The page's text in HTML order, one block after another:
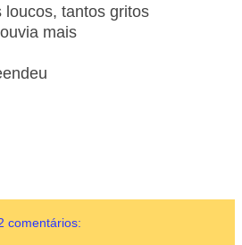
loucos, tantos gritos
mais
comentários: